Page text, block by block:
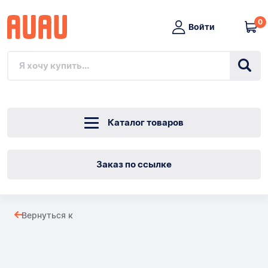
Войти
0
Каталог товаров
Заказ по ссылке
Вернуться к